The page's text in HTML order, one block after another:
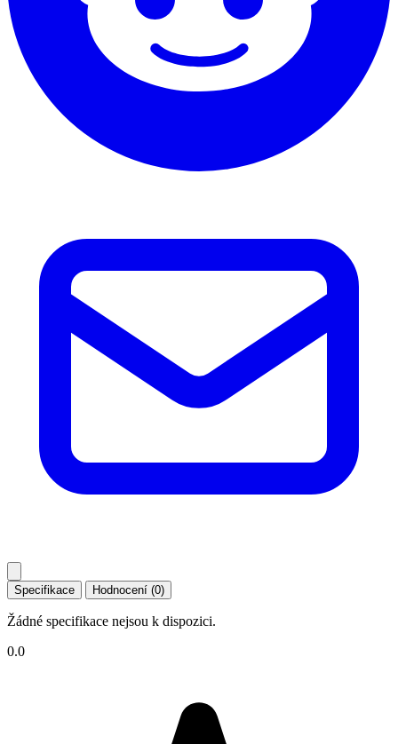
Specifikace Hodnocení (0)
Žádné specifikace nejsou k dispozici.
0.0